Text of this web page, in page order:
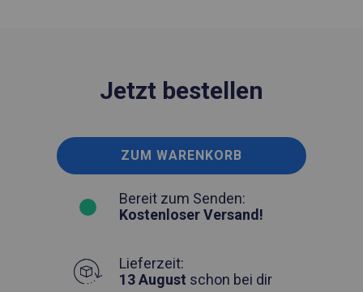
Jetzt bestellen
ZUM WARENKORB
Bereit zum Senden:
Kostenloser Versand!
Lieferzeit:
13 August schon bei dir